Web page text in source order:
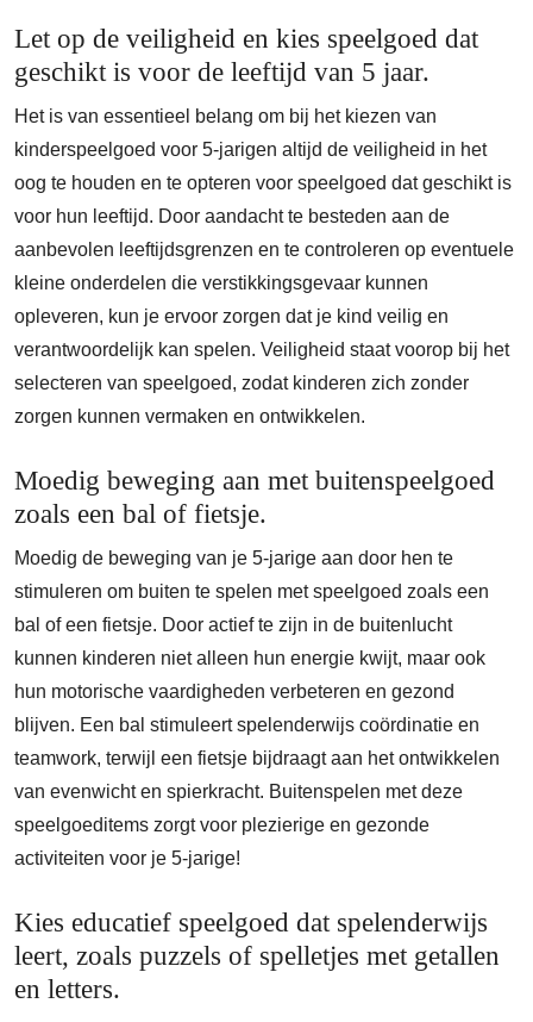
Let op de veiligheid en kies speelgoed dat
geschikt is voor de leeftijd van 5 jaar.
Het is van essentieel belang om bij het kiezen van
kinderspeelgoed voor 5-jarigen altijd de veiligheid in het
oog te houden en te opteren voor speelgoed dat geschikt is
voor hun leeftijd. Door aandacht te besteden aan de
aanbevolen leeftijdsgrenzen en te controleren op eventuele
kleine onderdelen die verstikkingsgevaar kunnen
opleveren, kun je ervoor zorgen dat je kind veilig en
verantwoordelijk kan spelen. Veiligheid staat voorop bij het
selecteren van speelgoed, zodat kinderen zich zonder
zorgen kunnen vermaken en ontwikkelen.
Moedig beweging aan met buitenspeelgoed
zoals een bal of fietsje.
Moedig de beweging van je 5-jarige aan door hen te
stimuleren om buiten te spelen met speelgoed zoals een
bal of een fietsje. Door actief te zijn in de buitenlucht
kunnen kinderen niet alleen hun energie kwijt, maar ook
hun motorische vaardigheden verbeteren en gezond
blijven. Een bal stimuleert spelenderwijs coördinatie en
teamwork, terwijl een fietsje bijdraagt aan het ontwikkelen
van evenwicht en spierkracht. Buitenspelen met deze
speelgoeditems zorgt voor plezierige en gezonde
activiteiten voor je 5-jarige!
Kies educatief speelgoed dat spelenderwijs
leert, zoals puzzels of spelletjes met getallen
en letters.